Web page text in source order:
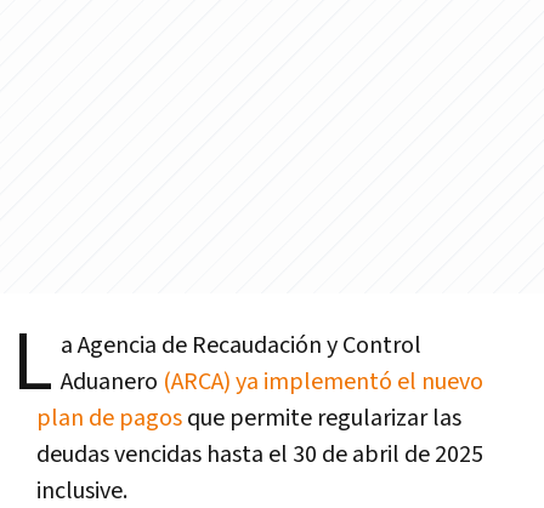
L a Agencia de Recaudación y Control
Aduanero (ARCA) ya implementó el nuevo
plan de pagosque permite regularizar las
deudas vencidas hasta el 30 de abril de 2025
inclusive.